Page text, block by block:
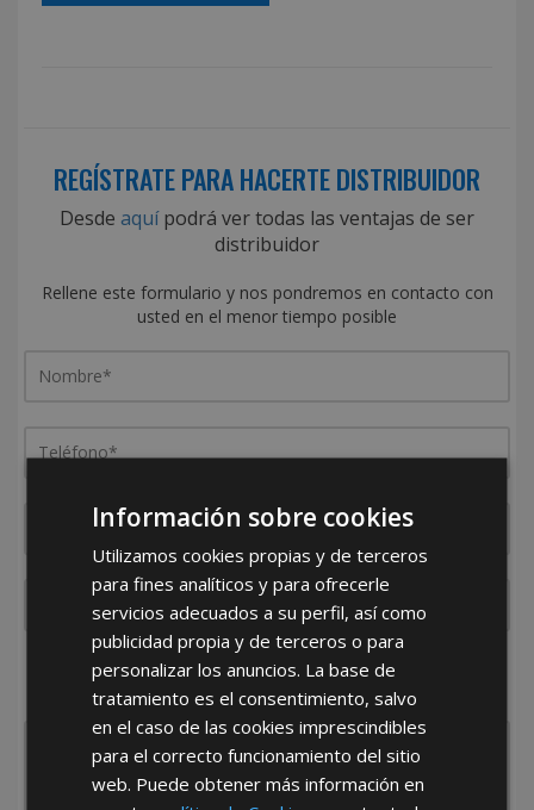
REGÍSTRATE PARA HACERTE DISTRIBUIDOR
Desde aquípodrá ver todas las ventajas de ser
distribuidor
Rellene este formulario y nos pondremos en contacto con
usted en el menor tiempo posible
¿De dónde es la empresa?
España
Portugal Otros
Información sobre cookies
Utilizamos cookies propias y de terceros
para fines analíticos y para ofrecerle
servicios adecuados a su perfil, así como
publicidad propia y de terceros o para
personalizar los anuncios. La base de
tratamiento es el consentimiento, salvo
en el caso de las cookies imprescindibles
para el correcto funcionamiento del sitio
web. Puede obtener más información en